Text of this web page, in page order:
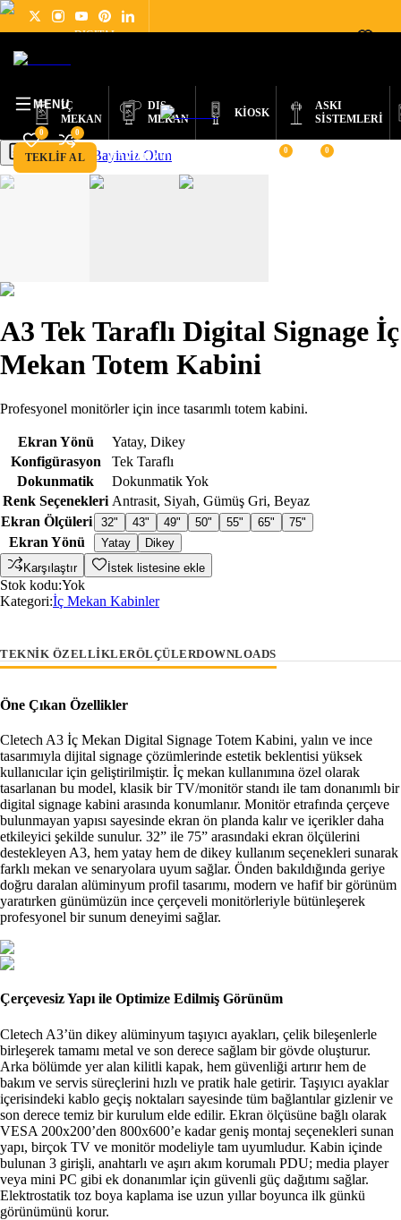
DIGITAL
İÇ
MEKAN
DIŞ
MEKAN
KİOSK
ASKI
SİSTEMLERİ
TEKLIF AL BAYIMIZ OLUN
0 0
MENU
0 0
Teklif Al Bayimiz Olun
A3 Tek Taraflı Digital Signage İç
Mekan Totem Kabini
Profesyonel monitörler için ince tasarımlı totem kabini.
Ekran Yönü Yatay, Dikey
Konfigürasyon
Tek Taraflı
Dokunmatik
Dokunmatik Yok
Renk Seçenekleri Antrasit, Siyah, Gümüş Gri, Beyaz
Ekran Ölçüleri
32" 43" 49" 50" 55" 65" 75"
Ekran Yönü Yatay
Dikey
Karşılaştır
İstek listesine ekle
Stok kodu:Yok
Kategori:İç Mekan Kabinler
TEKNIK ÖZELLIKLERÖLÇÜLERDOWNLOADS
Öne Çıkan Özellikler
Cletech A3 İç Mekan Digital Signage Totem Kabini, yalın ve ince
tasarımıyla dijital signage çözümlerinde estetik beklentisi yüksek
kullanıcılar için geliştirilmiştir. İç mekan kullanımına özel olarak
tasarlanan bu model, klasik bir TV/monitör standı ile tam donanımlı bir
digital signage kabini arasında konumlanır. Monitör etrafında çerçeve
bulunmayan yapısı sayesinde ekran ön planda kalır ve içerikler daha
etkileyici şekilde sunulur. 32” ile 75” arasındaki ekran ölçülerini
destekleyen A3, hem yatay hem de dikey kullanım seçenekleri sunarak
farklı mekan ve senaryolara uyum sağlar. Önden bakıldığında geriye
doğru daralan alüminyum profil tasarımı, modern ve hafif bir görünüm
yaratırken günümüzün ince çerçeveli monitörleriyle bütünleşerek
profesyonel bir sunum deneyimi sağlar.
Çerçevesiz Yapı ile Optimize Edilmiş Görünüm
Cletech A3’ün dikey alüminyum taşıyıcı ayakları, çelik bileşenlerle
birleşerek tamamı metal ve son derece sağlam bir gövde oluşturur.
Arka bölümde yer alan kilitli kapak, hem güvenliği artırır hem de
bakım ve servis süreçlerini hızlı ve pratik hale getirir. Taşıyıcı ayaklar
içerisindeki kablo geçiş noktaları sayesinde tüm bağlantılar gizlenir ve
son derece temiz bir kurulum elde edilir. Ekran ölçüsüne bağlı olarak
VESA 200x200’den 800x600’e kadar geniş montaj seçenekleri sunan
yapı, birçok TV ve monitör modeliyle tam uyumludur. Kabin içinde
bulunan 3 girişli, anahtarlı ve aşırı akım korumalı PDU; media player
veya mini PC gibi ek donanımlar için güvenli güç dağıtımı sağlar.
Elektrostatik toz boya kaplama ise uzun yıllar boyunca ilk günkü
görünümünü korur.